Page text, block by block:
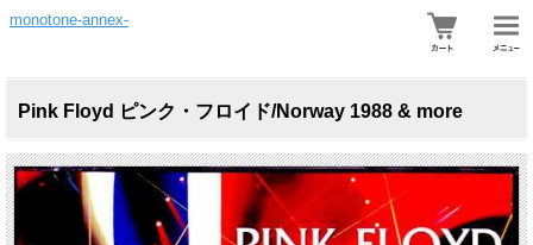
monotone-annex-
Pink Floyd ピンク・フロイド/Norway 1988 & more